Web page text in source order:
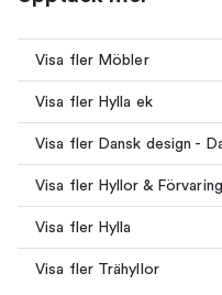
Visa fler Möbler
Visa fler Hylla ek
Visa fler Dansk design -
Visa fler Hyllor & Förvaring
Visa fler Hylla
Visa fler Trähyllor